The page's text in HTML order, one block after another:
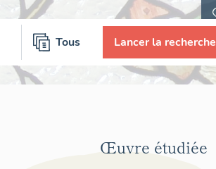
Tous Lancer la recherche
Œuvre étudiée